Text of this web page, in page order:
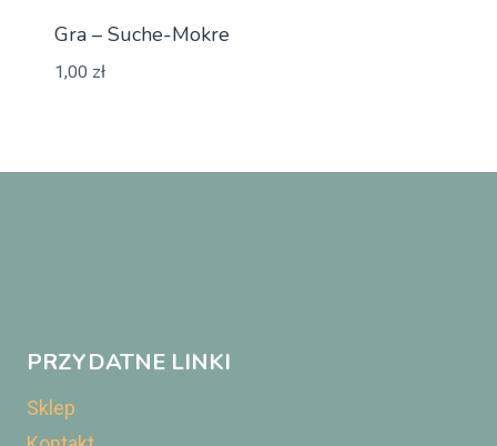
Gra – Suche-Mokre
1,00 zł
PRZYDATNE LINKI
Sklep